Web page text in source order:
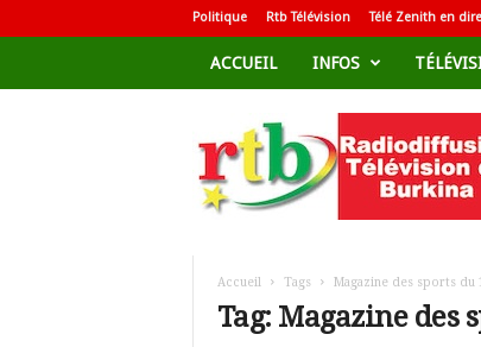
Politique Rtb Télévision Télé Zenith en
ACCUEIL INFOS
d
i
Accueil Tags Magazine des sports du
Tag: Magazine des